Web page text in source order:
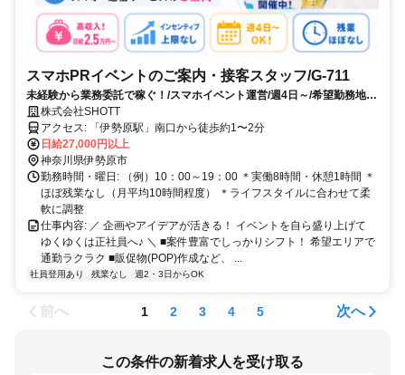
スマホPRイベントのご案内・接客スタッフ/G-711
未経験から業務委託で稼ぐ！/スマホイベント運営/週4日～/希望勤務地考
慮 株式会社SHOTT
アクセス: 「伊勢原駅」南口から徒歩約1〜2分
日給27,000円以上
神奈川県伊勢原市
勤務時間・曜日: （例）10：00～19：00 ＊実働8時間・休憩1時間 ＊
ほぼ残業なし（月平均10時間程度） ＊ライフスタイルに合わせて柔
軟に調整
仕事内容: ／ 企画やアイデアが活きる！ イベントを自ら盛り上げて
ゆくゆくは正社員へ♪ ＼ ■案件豊富でしっかりシフト！ 希望エリアで
通勤ラクラク ■販促物(POP)作成など、 ...
社員登用あり 残業なし 週2・3日からOK
前へ 1 2 3 4 5 次へ
この条件の新着求人を受け取る